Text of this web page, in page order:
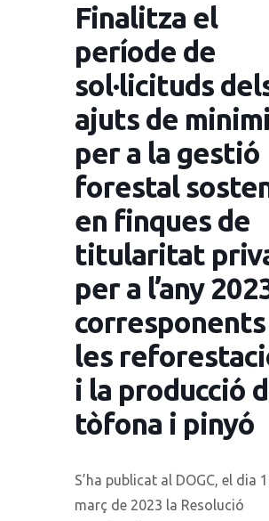
Finalitza el
període de
sol·licituds
ajuts de
per a la gestió
forestal
en finques de
titularitat
per a l’any
corresponents
les
i la producció
tòfona i pinyó
S’ha publicat al DOGC, el dia
març de 2023 la Resolució